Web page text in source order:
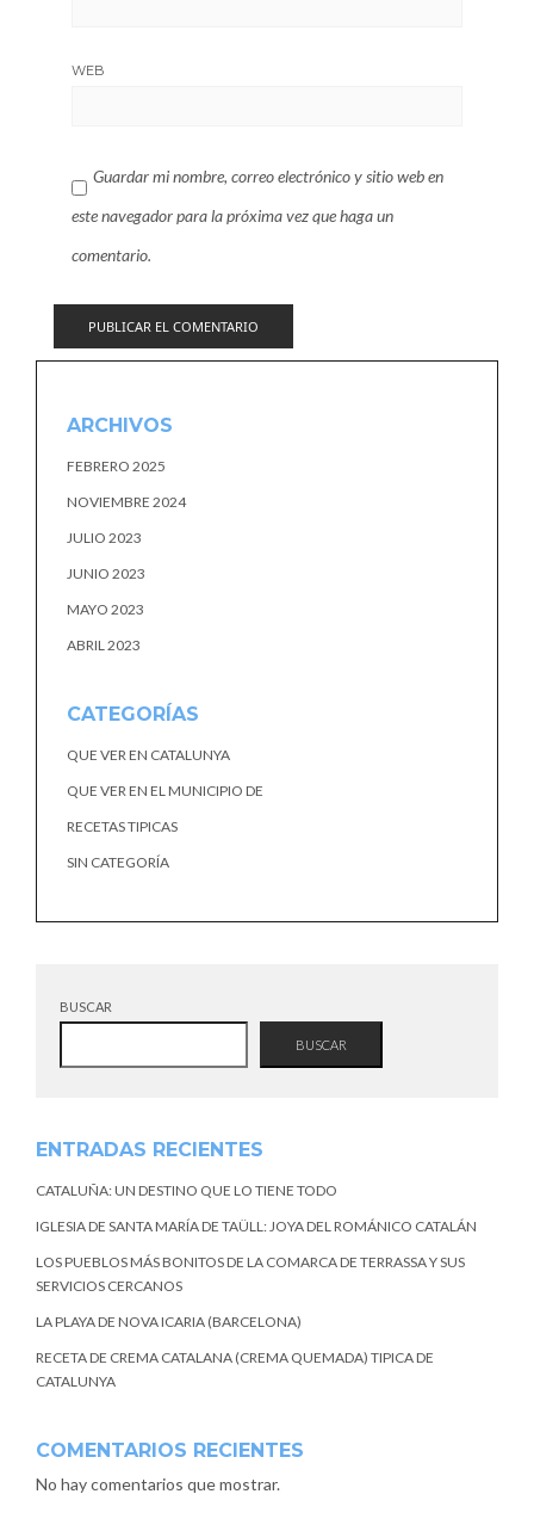
WEB
Guardar mi nombre, correo electrónico y sitio web en
este navegador para la próxima vez que haga un
comentario.
ARCHIVOS
FEBRERO 2025
NOVIEMBRE 2024
JULIO 2023
JUNIO 2023
MAYO 2023
ABRIL 2023
CATEGORÍAS
QUE VER EN CATALUNYA
QUE VER EN EL MUNICIPIO DE
RECETAS TIPICAS
SIN CATEGORÍA
BUSCAR
BUSCAR
ENTRADAS RECIENTES
CATALUÑA: UN DESTINO QUE LO TIENE TODO
IGLESIA DE SANTA MARÍA DE TAÜLL: JOYA DEL ROMÁNICO CATALÁN
LOS PUEBLOS MÁS BONITOS DE LA COMARCA DE TERRASSA Y SUS
SERVICIOS CERCANOS
LA PLAYA DE NOVA ICARIA (BARCELONA)
RECETA DE CREMA CATALANA (CREMA QUEMADA) TIPICA DE
CATALUNYA
COMENTARIOS RECIENTES
No hay comentarios que mostrar.